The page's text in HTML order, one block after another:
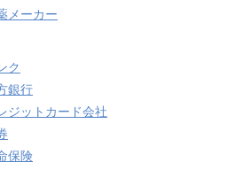
メーカー
ク
銀行
ジットカード会社
保険